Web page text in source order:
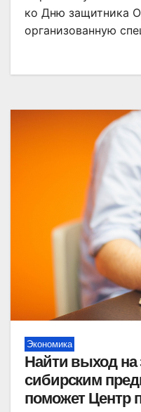
ко Дню защитника
организованную
Экономика
Найти выход
сибирским
поможет Центр